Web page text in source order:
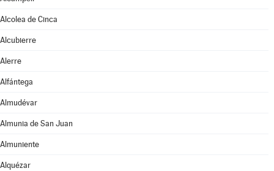
Alcolea de Cinca
Alcubierre
Alerre
Alfántega
Almudévar
Almunia de San Juan
Almuniente
Alquézar